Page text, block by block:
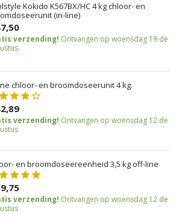
Kokido K567BX/HC 4 kg chloor- en
(in-line)
verzending! Ontvangen op woensdag 19 de
chloor- en broomdoseerunit 4 kg.
verzending! Ontvangen op woensdag 12 de
en broomdoseereenheid 3,5 kg off-line
verzending! Ontvangen op woensdag 12 de